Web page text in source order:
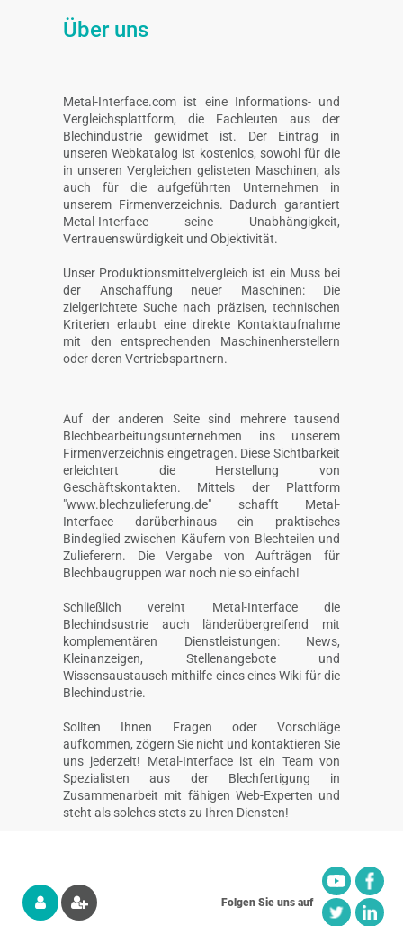
Über uns
Metal-Interface.com ist eine Informations- und
Vergleichsplattform, die Fachleuten aus der
Blechindustrie gewidmet ist. Der Eintrag in
unseren Webkatalog ist kostenlos, sowohl für die
in unseren Vergleichen gelisteten Maschinen, als
auch für die aufgeführten Unternehmen in
unserem Firmenverzeichnis. Dadurch garantiert
Metal-Interface seine Unabhängigkeit,
Vertrauenswürdigkeit und Objektivität.
Unser Produktionsmittelvergleich ist ein Muss bei
der Anschaffung neuer Maschinen: Die
zielgerichtete Suche nach präzisen, technischen
Kriterien erlaubt eine direkte Kontaktaufnahme
mit den entsprechenden Maschinenherstellern
oder deren Vertriebspartnern.
Auf der anderen Seite sind mehrere tausend
Blechbearbeitungsunternehmen ins unserem
Firmenverzeichnis eingetragen. Diese Sichtbarkeit
erleichtert die Herstellung von
Geschäftskontakten. Mittels der Plattform
"www.blechzulieferung.de" schafft Metal-
Interface darüberhinaus ein praktisches
Bindeglied zwischen Käufern von Blechteilen und
Zulieferern. Die Vergabe von Aufträgen für
Blechbaugruppen war noch nie so einfach!
Schließlich vereint Metal-Interface die
Blechindsustrie auch länderübergreifend mit
komplementären Dienstleistungen: News,
Kleinanzeigen, Stellenangebote und
Wissensaustausch mithilfe eines eines Wiki für die
Blechindustrie.
Sollten Ihnen Fragen oder Vorschläge
aufkommen, zögern Sie nicht und kontaktieren Sie
uns jederzeit! Metal-Interface ist ein Team von
Spezialisten aus der Blechfertigung in
Zusammenarbeit mit fähigen Web-Experten und
steht als solches stets zu Ihren Diensten!
Folgen Sie uns auf